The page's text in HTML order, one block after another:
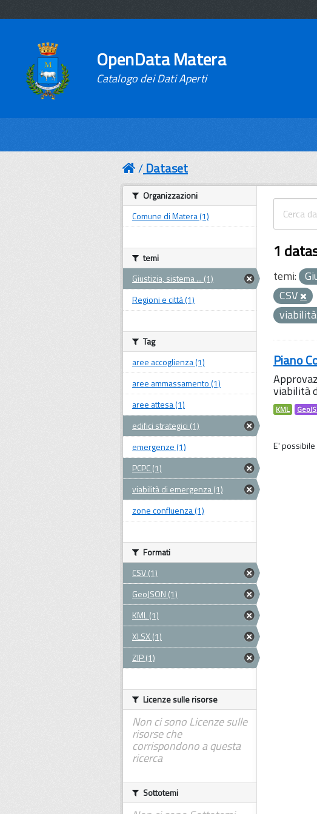
OpenData Matera
Catalogo dei Dati Aperti
Dataset
1
temi:
CSV
Piano
viabilità
KML
E'
Organizzazioni
Comune di Matera (1)
temi
Giustizia, sistema ... (1)
Regioni e città (1)
Tag
aree accoglienza (1)
aree ammassamento (1)
aree attesa (1)
edifici strategici (1)
emergenze (1)
PCPC (1)
viabilità di emergenza (1)
zone confluenza (1)
Formati
CSV (1)
GeoJSON (1)
KML (1)
XLSX (1)
ZIP (1)
Licenze sulle risorse
Non ci sono Licenze sulle
risorse che
corrispondono a questa
ricerca
Sottotemi